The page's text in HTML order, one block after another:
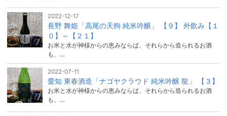
2022-12-17
長野 舞姫「高尾の天狗 純米吟醸」 【９】 外飲み【１
０】～【２１】
お米と水が神様からの恵みならば、それらから造られるお酒
も、…
2022-07-11
愛知 東春酒造「ナゴヤクラウド 純米吟醸 龍」 【３】
お米と水が神様からの恵みならば、それらから造られるお酒
も、…